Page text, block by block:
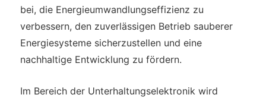
bei, die Energieumwandlungseffizienz zu
verbessern, den zuverlässigen Betrieb sauberer
Energiesysteme sicherzustellen und eine
nachhaltige Entwicklung zu fördern.
Im Bereich der Unterhaltungselektronik wird